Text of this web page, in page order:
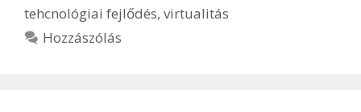
tehcnológiai fejlődés, virtualitás
Hozzászólás